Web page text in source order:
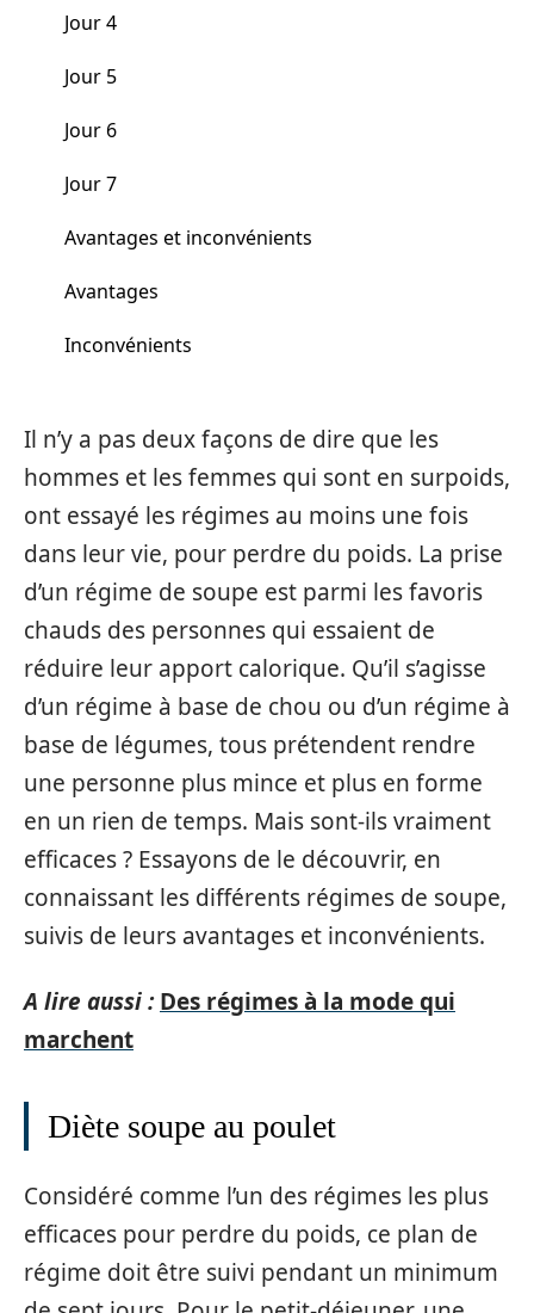
Jour 4
Jour 5
Jour 6
Jour 7
Avantages et inconvénients
Avantages
Inconvénients
Il n’y a pas deux façons de dire que les
hommes et les femmes qui sont en surpoids,
ont essayé les régimes au moins une fois
dans leur vie, pour perdre du poids. La prise
d’un régime de soupe est parmi les favoris
chauds des personnes qui essaient de
réduire leur apport calorique. Qu’il s’agisse
d’un régime à base de chou ou d’un régime à
base de légumes, tous prétendent rendre
une personne plus mince et plus en forme
en un rien de temps. Mais sont-ils vraiment
efficaces ? Essayons de le découvrir, en
connaissant les différents régimes de soupe,
suivis de leurs avantages et inconvénients.
A lire aussi : Des régimes à la mode qui
marchent
Diète soupe au poulet
Considéré comme l’un des régimes les plus
efficaces pour perdre du poids, ce plan de
régime doit être suivi pendant un minimum